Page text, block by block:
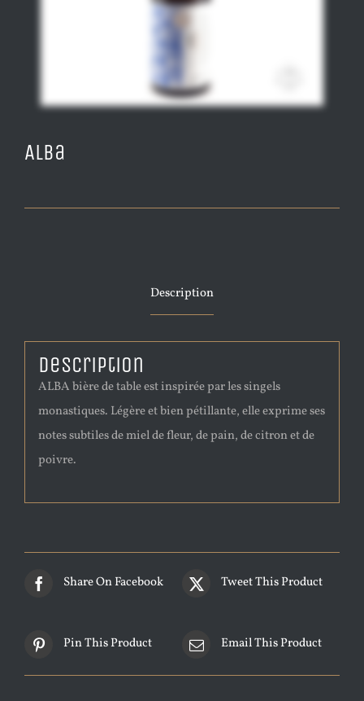
Alba
Description
Description
ALBA bière de table est inspirée par les singels
monastiques. Légère et bien pétillante, elle exprime ses
notes subtiles de miel de fleur, de pain, de citron et de
poivre.
Share On Facebook Tweet This Product
Pin This Product Email This Product